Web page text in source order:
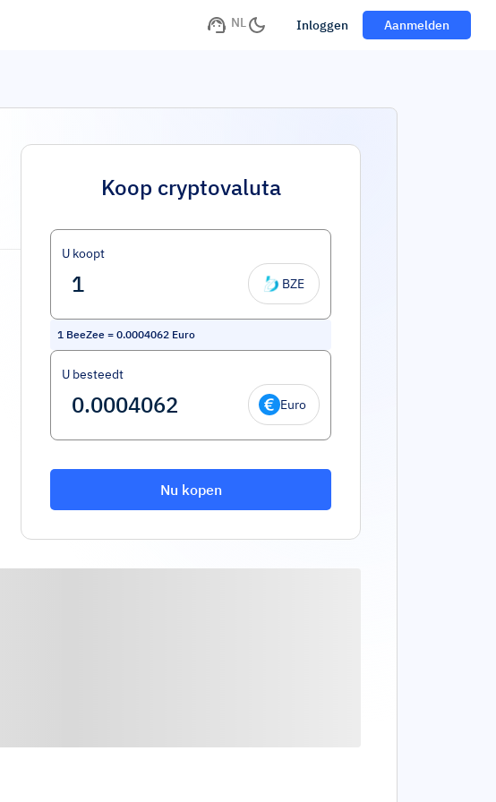
NL Inloggen Aanmelden
Koop cryptovaluta
U koopt
BZE
1 BeeZee = 0.0004062 Euro
U besteedt
Euro
Nu kopen